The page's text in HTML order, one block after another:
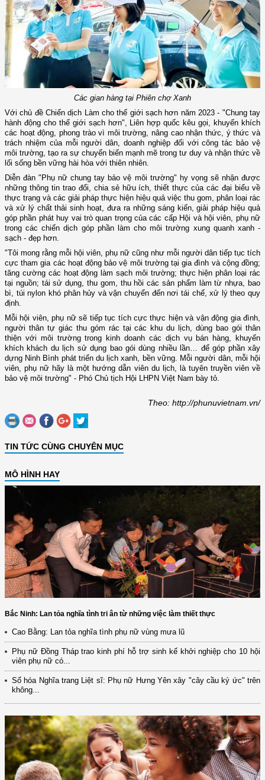
Các gian hàng tại Phiên chợ Xanh
Với chủ đề Chiến dịch Làm cho thế giới sạch hơn năm 2023 - "Chung tay
hành động cho thế giới sạch hơn", Liên hợp quốc kêu gọi, khuyến khích
các hoạt động, phong trào vì môi trường, nâng cao nhận thức, ý thức và
trách nhiệm của mỗi người dân, doanh nghiệp đối với công tác bảo vệ
môi trường, tạo ra sự chuyển biến mạnh mẽ trong tư duy và nhận thức về
lối sống bền vững hài hòa với thiên nhiên.
Diễn đàn "Phụ nữ chung tay bảo vệ môi trường" hy vọng sẽ nhận được
những thông tin trao đổi, chia sẻ hữu ích, thiết thực của các đại biểu về
thực trạng và các giải pháp thực hiện hiệu quả việc thu gom, phân loại rác
và xử lý chất thải sinh hoạt, đưa ra những sáng kiến, giải pháp hiệu quả
góp phần phát huy vai trò quan trọng của các cấp Hội và hội viên, phụ nữ
trong các chiến dịch góp phần làm cho môi trường xung quanh xanh -
sạch - đẹp hơn.
"Tôi mong rằng mỗi hội viên, phụ nữ cũng như mỗi người dân tiếp tục tích
cực tham gia các hoạt động bảo vệ môi trường tại gia đình và cộng đồng;
tăng cường các hoạt động làm sạch môi trường; thực hiện phân loại rác
tại nguồn; tái sử dụng, thu gom, thu hồi các sản phẩm làm từ nhựa, bao
bì, túi nylon khó phân hủy và vận chuyển đến nơi tái chế, xử lý theo quy
định.
Mỗi hội viên, phụ nữ sẽ tiếp tục tích cực thực hiện và vận động gia đình,
người thân tự giác thu góm rác tại các khu du lịch, dùng bao gói thân
thiện với môi trường trong kinh doanh các dịch vụ bán hàng, khuyến
khích khách du lịch sử dụng bao gói dùng nhiều lần… để góp phần xây
dựng Ninh Bình phát triển du lịch xanh, bền vững. Mỗi người dân, mỗi hội
viên, phụ nữ hãy là một hướng dẫn viên du lịch, là tuyên truyền viên về
bảo vệ môi trường" - Phó Chủ tịch Hội LHPN Việt Nam bày tỏ.
Theo: http://phunuvietnam.vn/
TIN TỨC CÙNG CHUYÊN MỤC
MÔ HÌNH HAY
Bắc Ninh: Lan tỏa nghĩa tình tri ân từ những việc làm thiết thực
Cao Bằng: Lan tỏa nghĩa tình phụ nữ vùng mưa lũ
Phụ nữ Đồng Tháp trao kinh phí hỗ trợ sinh kế khởi nghiệp cho 10 hội
viên phụ nữ có...
Số hóa Nghĩa trang Liệt sĩ: Phụ nữ Hưng Yên xây "cây cầu ký ức" trên
không...